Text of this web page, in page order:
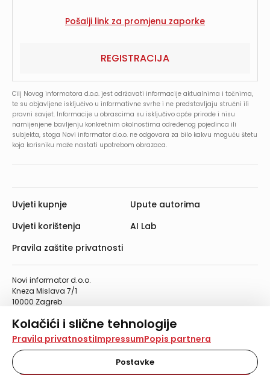
Kolačići i slične tehnologije
Na našoj web stranici koristimo kolačiće i slične
tehnologije za pohranu, čitanje i obradu informacija na
vašem uređaju. Time poboljšavamo korisničko iskustvo,
analiziramo promet na stranici te prikazujemo sadržaje i
Pravila privatnostiImpressumPopis partnera
Postavke
REGISTRACIJA
Cilj Novog informatora d.o.o. jest održavati informacije aktualnima i točnima,
te su objavljene isključivo u informativne svrhe i ne predstavljaju stručni ili
pravni savjet. Informacije u obrascima su isključivo opće prirode i nisu
namijenjene bavljenju konkretnim okolnostima određenog pojedinca ili
subjekta, stoga Novi informator d.o.o. ne odgovara za bilo kakvu moguću štetu
koja korisniku može nastati upotrebom obrazaca.
Novi informator d.o.o.
Kneza Mislava 7/1
10000 Zagreb
Telefaks: 01/4612-553
info@informator.hr
PRATITE NAS:
Uvjeti kupnje
Uvjeti korištenja
Pravila zaštite privatnosti
Upute autorima
AI Lab